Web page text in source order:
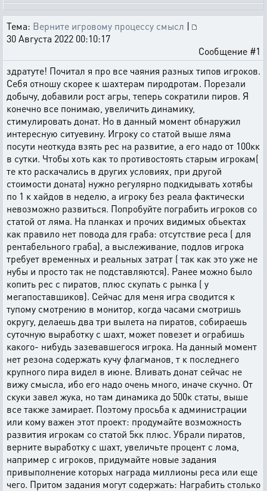
Тема: Верните игровому процессу смысл |
30 Августа 2022 00:10:17
Сообщение #1
здратуте! Почитал я про все чаяния разных типов игроков.
Себя отношу скорее к шахтерам пиродротам. Порезали
добычу, добавили рост агры, теперь сократили пиров. Я
конечно все понимаю, увеличить динамику,
стимулировать донат. Но в данный момент обнаружил
интересную ситуевину. Игроку со статой выше ляма
посути неоткуда взять рес на развитие, а его надо от 100кк
в сутки. Чтобы хоть как то противостоять старым игрокам(
те кто раскачались в других условиях, при другой
стоимости доната) нужно регулярно подкидывать хотябы
по 1 к хайдов в неделю, а игроку без реала фактически
невозможно развиться. Попробуйте пограбить игроков со
статой от ляма. На планках и прочих видимых обьектах
как правило нет повода для граба: отсутствие реса ( для
рентабельного граба), а выслеживание, подлов игрока
требует временных и реальных затрат ( так как это уже не
нубы и просто так не подставляются). Ранее можно было
копить рес с пиратов, плюс скупать с рынка ( у
мегапоставшиков). Сейчас для меня игра сводится к
тупому смотрению в монитор, когда часами смотришь
округу, делаешь два три вылета на пиратов, собираешь
суточную выработку с шахт, может повезет и ограбишь
какого- нибудь зазевавшегося игрока. На данный момент
нет резона содержать кучу флагманов, т к последнего
крупного пира видел в июне. Вливать донат сейчас не
вижу смысла, ибо его надо очень много, иначе скучно. От
скуки завел жука, но там динамика до 500к статы, выше
все также замирает. Поэтому просьба к администрации
или кому важен этот проект: продумайте возможность
развития игрокам со статой 5кк плюс. Убрали пиратов,
верните выработку с шахт, увеличьте процент с лома,
например с игроков, придумайте новые задания
привыполнение которых награда миллионы реса или еще
чего. Притом задания могут содержать: Награбить столько